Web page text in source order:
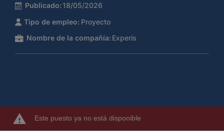
Publicado: 18/05/2026
Tipo de empleo: Proyecto
Nombre de la compañía: Experis
Este puesto ya no está disponible